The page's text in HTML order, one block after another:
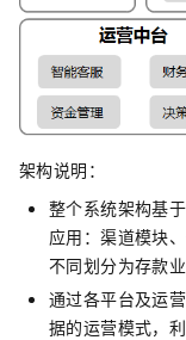
架构说明：
整个系统架构基
应用：渠道模块
不同划分为存款
通过各平台及运
据的运营模式，